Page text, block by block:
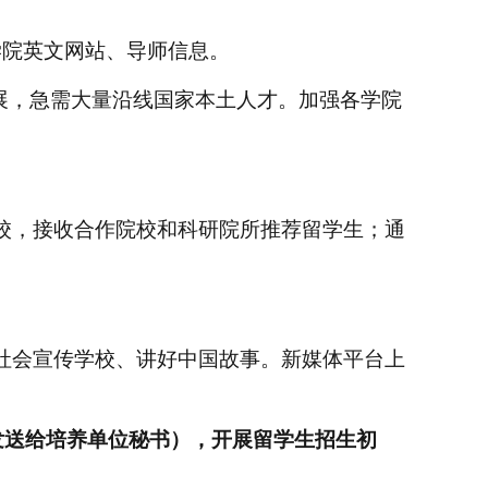
英文网站、导师信息。
急需大量沿线国家本土人才。加强各学院
接收合作院校和科研院所推荐留学生；通
宣传学校、讲好中国故事。新媒体平台上
给培养单位秘书），开展留学生招生初